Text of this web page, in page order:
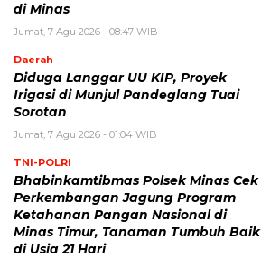
di Minas
Jumat, 7 Agu 2026 - 08:47 WIB
Daerah
Diduga Langgar UU KIP, Proyek
Irigasi di Munjul Pandeglang Tuai
Sorotan
Jumat, 7 Agu 2026 - 01:04 WIB
TNI-POLRI
Bhabinkamtibmas Polsek Minas Cek
Perkembangan Jagung Program
Ketahanan Pangan Nasional di
Minas Timur, Tanaman Tumbuh Baik
di Usia 21 Hari